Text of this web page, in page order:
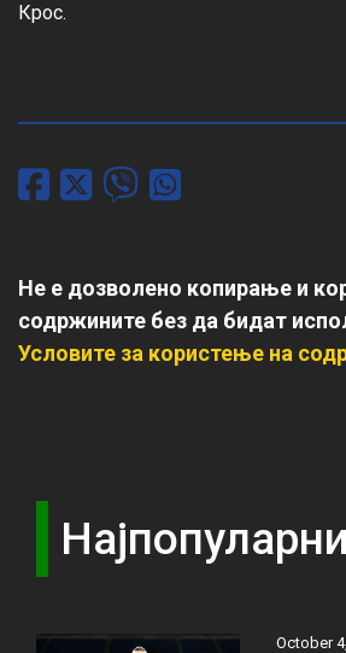
Крос.
Не е дозволено копирање и
содржините без да бидат
Условите за користење на
October